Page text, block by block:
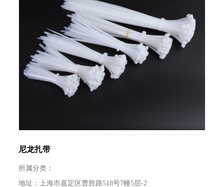
尼龙扎带
所属分类：
地址：上海市嘉定区曹胜路518号7幢5层-2